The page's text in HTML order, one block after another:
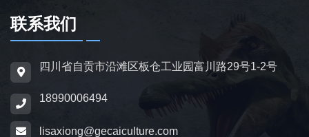
场景摆放。
为适配亲子游乐场景，公司推出恐龙电动车与
防滑车轮、限速装置及安全扶手，适用于乐
联系我们
四川省自贡市沿滩区板仓工业园富川路29号1-2号
18990006494
lisaxiong@gecaiculture.com